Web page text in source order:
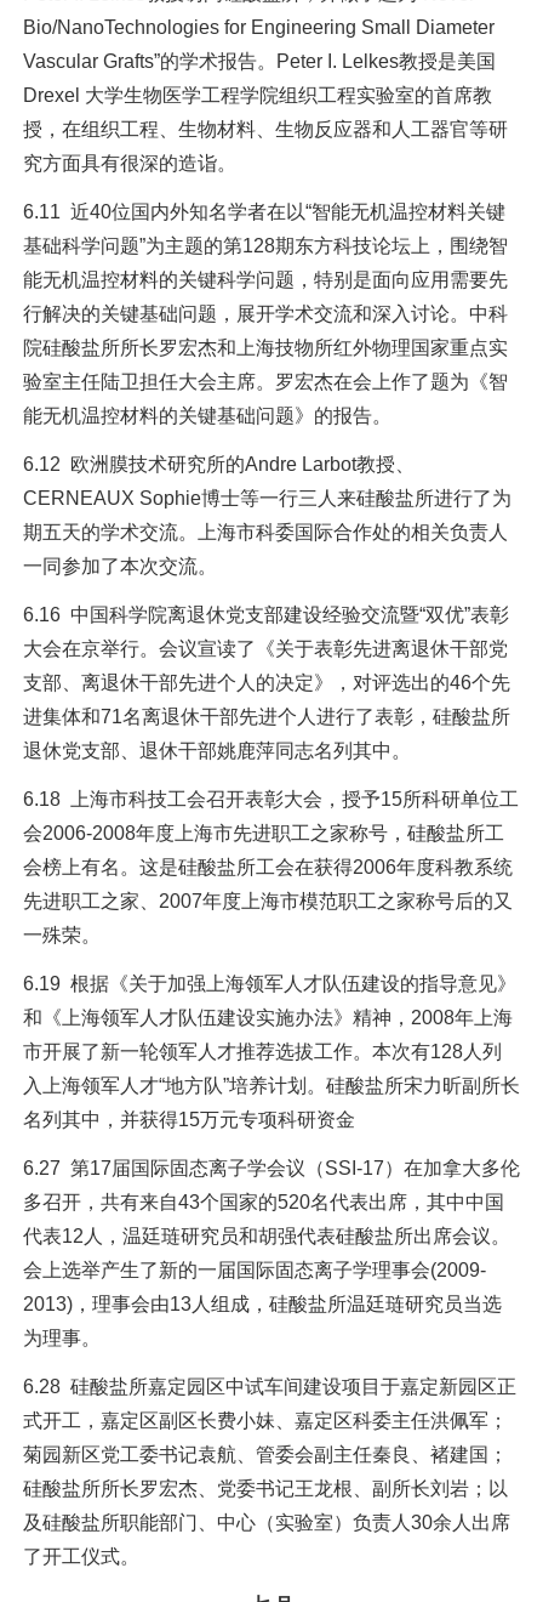
Bio/NanoTechnologies for Engineering Small Diameter
Vascular Grafts”的学术报告。Peter I. Lelkes教授是美国
Drexel 大学生物医学工程学院组织工程实验室的首席教
授，在组织工程、生物材料、生物反应器和人工器官等研
究方面具有很深的造诣。
6.11 近40位国内外知名学者在以“智能无机温控材料关键
基础科学问题”为主题的第128期东方科技论坛上，围绕智
能无机温控材料的关键科学问题，特别是面向应用需要先
行解决的关键基础问题，展开学术交流和深入讨论。中科
院硅酸盐所所长罗宏杰和上海技物所红外物理国家重点实
验室主任陆卫担任大会主席。罗宏杰在会上作了题为《智
能无机温控材料的关键基础问题》的报告。
6.12 欧洲膜技术研究所的Andre Larbot教授、
CERNEAUX Sophie博士等一行三人来硅酸盐所进行了为
期五天的学术交流。上海市科委国际合作处的相关负责人
一同参加了本次交流。
6.16 中国科学院离退休党支部建设经验交流暨“双优”表彰
大会在京举行。会议宣读了《关于表彰先进离退休干部党
支部、离退休干部先进个人的决定》，对评选出的46个先
进集体和71名离退休干部先进个人进行了表彰，硅酸盐所
退休党支部、退休干部姚鹿萍同志名列其中。
6.18 上海市科技工会召开表彰大会，授予15所科研单位工
会2006-2008年度上海市先进职工之家称号，硅酸盐所工
会榜上有名。这是硅酸盐所工会在获得2006年度科教系统
先进职工之家、2007年度上海市模范职工之家称号后的又
一殊荣。
6.19 根据《关于加强上海领军人才队伍建设的指导意见》
和《上海领军人才队伍建设实施办法》精神，2008年上海
市开展了新一轮领军人才推荐选拔工作。本次有128人列
入上海领军人才“地方队”培养计划。硅酸盐所宋力昕副所长
名列其中，并获得15万元专项科研资金
6.27 第17届国际固态离子学会议（SSI-17）在加拿大多伦
多召开，共有来自43个国家的520名代表出席，其中中国
代表12人，温廷琏研究员和胡强代表硅酸盐所出席会议。
会上选举产生了新的一届国际固态离子学理事会(2009-
2013)，理事会由13人组成，硅酸盐所温廷琏研究员当选
为理事。
6.28 硅酸盐所嘉定园区中试车间建设项目于嘉定新园区正
式开工，嘉定区副区长费小妹、嘉定区科委主任洪佩军；
菊园新区党工委书记袁航、管委会副主任秦良、褚建国；
硅酸盐所所长罗宏杰、党委书记王龙根、副所长刘岩；以
及硅酸盐所职能部门、中心（实验室）负责人30余人出席
了开工仪式。